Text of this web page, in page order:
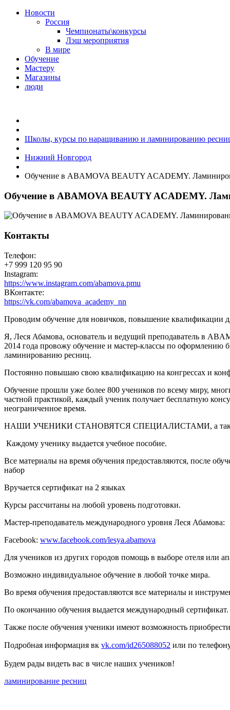
Новости
Россия
Чемпионаты\конкурсы
Лэш мероприятия
В мире
Обучение
Мастеру
Магазины
люди
Школы, курсы по наращиванию и ламинированию
Нижний Новгород
Обучение в ABAMOVA BEAUTY ACADEMY.
Обучение в ABAMOVA BEAUTY ACADEMY.
Контакты
Телефон:
+7 999 120 95 90
Instagram:
https://www.instagram.com/abamova.pmu
ВКонтакте:
https://vk.com/abamova_academy_nn
Проводим обучение для новичков, повышение квалификации
Я, Леся Абамова, основатель и ведущий преподаватель в
2014 года провожу обучение и мастер-классы по оформлению
ламинированию ресниц.
Постоянно повышаю свою квалификацию на конгрессах и
Обучение прошли уже более 800 учеников по всему миру,
частной практикой, каждый ученик получает бесплатную
неограниченное время.
НАШИ УЧЕНИКИ СТАНОВЯТСЯ СПЕЦИАЛИСТАМИ, а также
Каждому ученику выдается учебное пособие.
Все материалы на время обучения предоставляются, после
набор
Вручается сертификат на 2 языках
Курсы рассчитаны на любой уровень подготовки.
Мастер-преподаватель международного уровня Леся Абамова:
Facebook: www.facebook.com/lesya.abamova
Для учеников из других городов помощь в выборе отеля или
Возможно индивидуальное обучение в любой точке мира.
Во время обучения предоставляются все материалы и
По окончанию обучения выдается международный сертификат.
Также после обучения ученики имеют возможность
Подробная информация вк vk.com/id265088052 или по
Будем рады видеть вас в числе наших учеников!
ламинирование ресниц